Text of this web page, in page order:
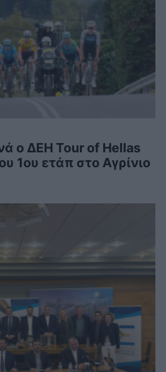
ο ΔΕΗ Tour of Hellas
1ου ετάπ στο Αγρίνιο